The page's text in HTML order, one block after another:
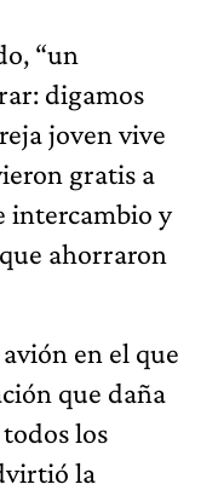
“un
digamos
joven vive
gratis a
intercambio y
ahorraron
en el que
que daña
los
la